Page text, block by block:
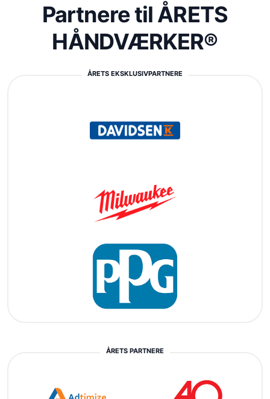
Partnere til ÅRETS
HÅNDVÆRKER®
ÅRETS EKSKLUSIVPARTNERE
ÅRETS PARTNERE